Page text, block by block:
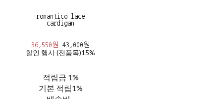
romantico lace
cardigan
36,550원 43,000원
할인 행사 (전품목)15%
적립금 1%
기본 적립1%